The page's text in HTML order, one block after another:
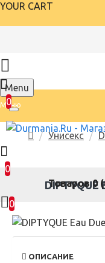
YOUR CART
Menu
0
0
Товаров 0
0
Унисекс
DIPTYQUE
ОПИСАНИЕ